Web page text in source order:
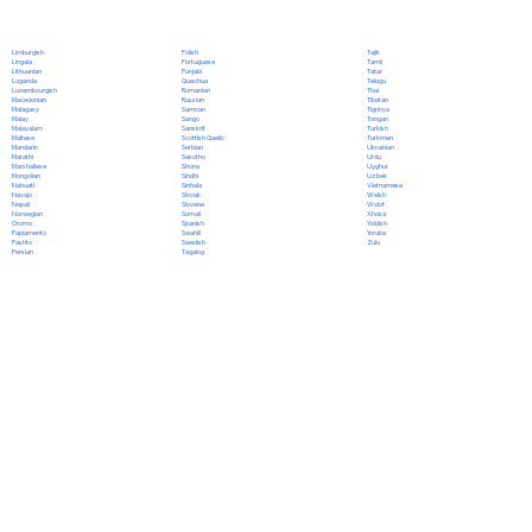
Limburgish
Lingala
Lithuanian
Luganda
Luxembourgish
Macedonian
Malagasy
Malay
Malayalam
Maltese
Mandarin
Marathi
Marshallese
Mongolian
Nahuatl
Navajo
Nepali
Norwegian
Oromo
Papiamento
Pashto
Persian
Polish
Portuguese
Punjabi
Quechua
Romanian
Russian
Samoan
Sango
Sanskrit
Scottish Gaelic
Serbian
Sesotho
Shona
Sindhi
Sinhala
Slovak
Slovene
Somali
Spanish
Swahili
Swedish
Tagalog
Tajik
Tamil
Tatar
Telugu
Thai
Tibetan
Tigrinya
Tongan
Turkish
Turkmen
Ukrainian
Urdu
Uyghur
Uzbek
Vietnamese
Welsh
Wolof
Xhosa
Yiddish
Yoruba
Zulu